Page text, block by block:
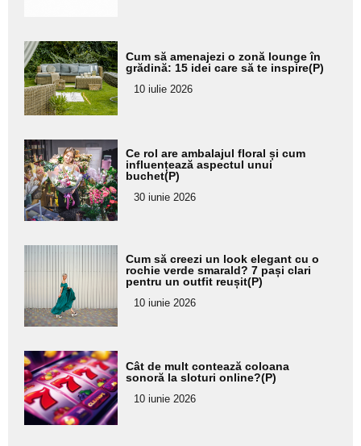
Adaugă
aici textul
pentru
subtitlu
Cum să amenajezi o zonă lounge în
grădină: 15 idei care să te inspire(P)
10 iulie 2026
Adaugă
aici textul
pentru
subtitlu
Ce rol are ambalajul floral și cum
influențează aspectul unui
buchet(P)
30 iunie 2026
Adaugă
aici textul
pentru
subtitlu
Cum să creezi un look elegant cu o
rochie verde smarald? 7 pași clari
pentru un outfit reușit(P)
10 iunie 2026
Adaugă
aici textul
pentru
subtitlu
Cât de mult contează coloana
sonoră la sloturi online?(P)
10 iunie 2026